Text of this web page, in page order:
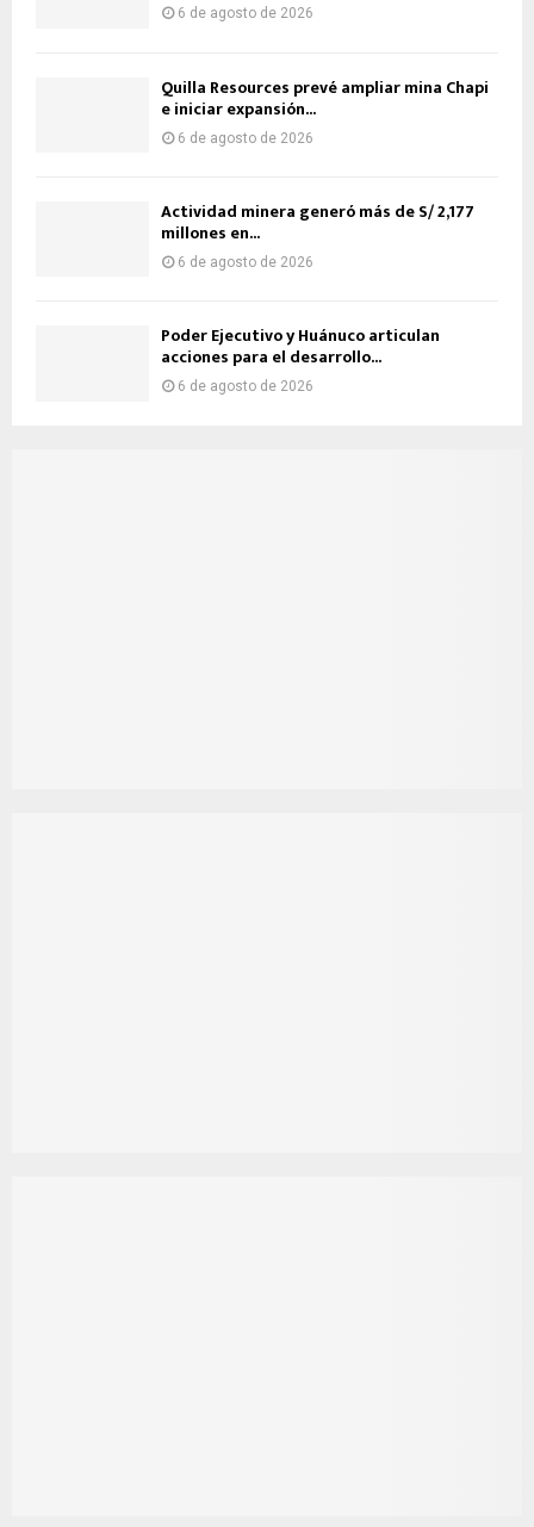
6 de agosto de 2026
Quilla Resources prevé ampliar mina Chapi
e iniciar expansión...
6 de agosto de 2026
Actividad minera generó más de S/ 2,177
millones en...
6 de agosto de 2026
Poder Ejecutivo y Huánuco articulan
acciones para el desarrollo...
6 de agosto de 2026